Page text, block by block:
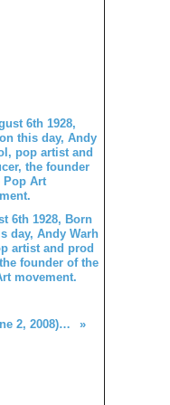
6th 1928, Born
day, Andy Warh
artist and prod
founder of the
movement.
Ellas Otha Bates (December 30, 1928 – June 2, 2008), known professionally as Bo Diddley